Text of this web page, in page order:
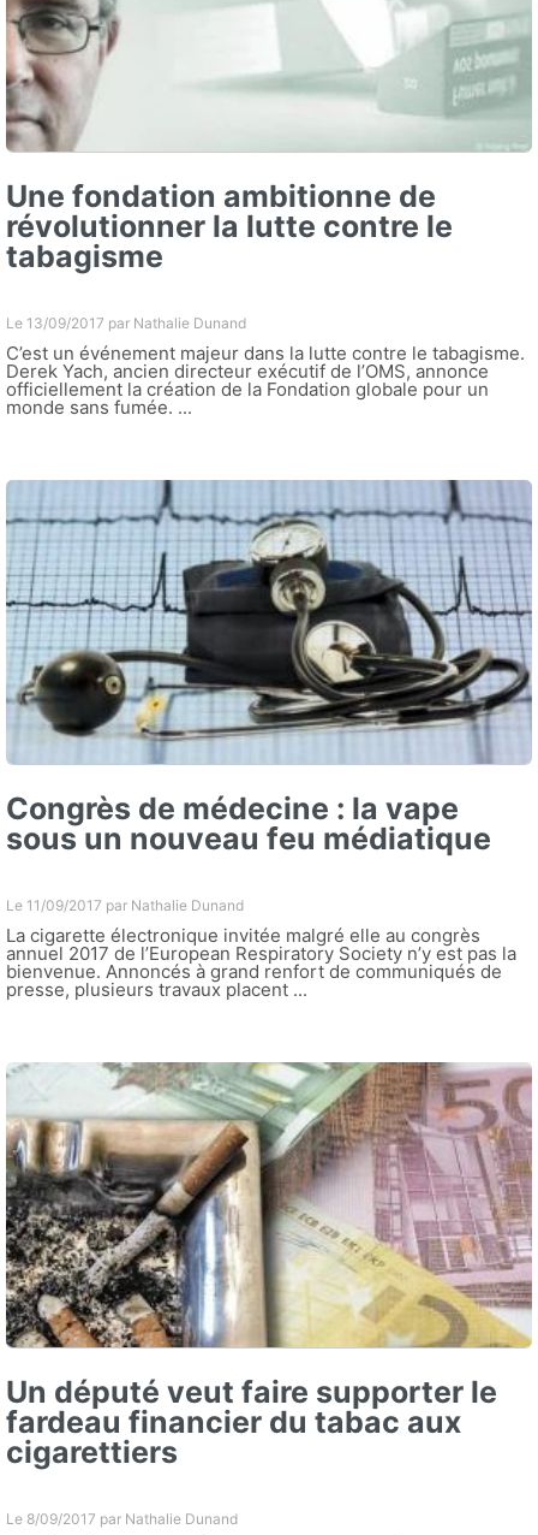
Une fondation ambitionne de
révolutionner la lutte contre le
tabagisme
Le 13/09/2017 par Nathalie Dunand
C’est un événement majeur dans la lutte contre le tabagisme.
Derek Yach, ancien directeur exécutif de l’OMS, annonce
officiellement la création de la Fondation globale pour un
monde sans fumée. ...
Congrès de médecine : la vape
sous un nouveau feu médiatique
Le 11/09/2017 par Nathalie Dunand
La cigarette électronique invitée malgré elle au congrès
annuel 2017 de l’European Respiratory Society n’y est pas la
bienvenue. Annoncés à grand renfort de communiqués de
presse, plusieurs travaux placent ...
Un député veut faire supporter le
fardeau financier du tabac aux
cigarettiers
Le 8/09/2017 par Nathalie Dunand